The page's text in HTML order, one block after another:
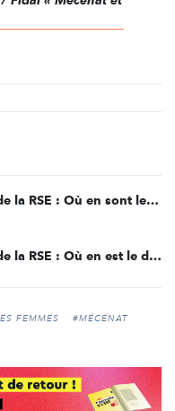
La santé au travail, parent pauvre de la RSE : Où en sont les pratiques ?
La santé au travail, parent pauvre de la RSE : Où en est le droit ?
FEMMES
#MÉCÉNAT